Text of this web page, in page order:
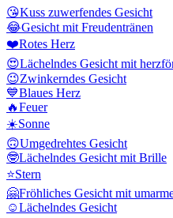
😘Kuss zuwerfendes Gesicht
😂Gesicht mit Freudentränen
❤️Rotes Herz
😍Lächelndes Gesicht mit
😉Zwinkerndes Gesicht
💙Blaues Herz
🔥Feuer
☀️Sonne
🙃Umgedrehtes Gesicht
🤓Lächelndes Gesicht mit Brille
⭐Stern
🤗Fröhliches Gesicht mit
☺️Lächelndes Gesicht